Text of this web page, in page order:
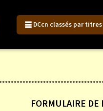
DCcn classés par titres
FORMULAIRE